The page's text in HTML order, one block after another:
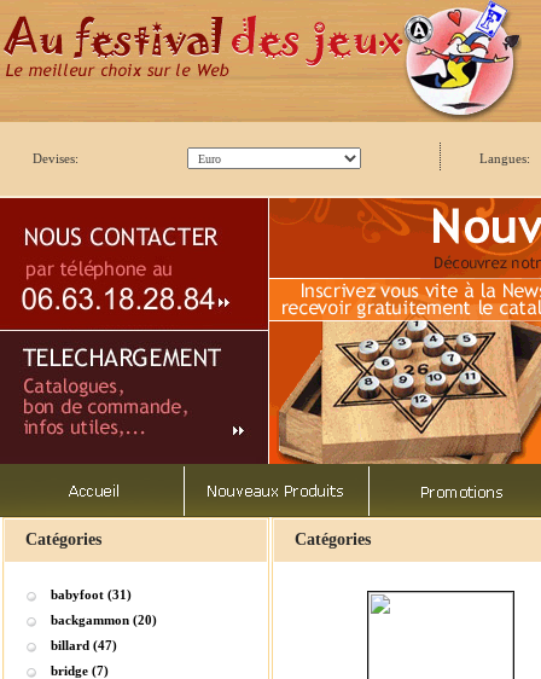
Devises: Langues:
Catégories
babyfoot (31)
backgammon (20)
billard (47)
bridge (7)
Catégories